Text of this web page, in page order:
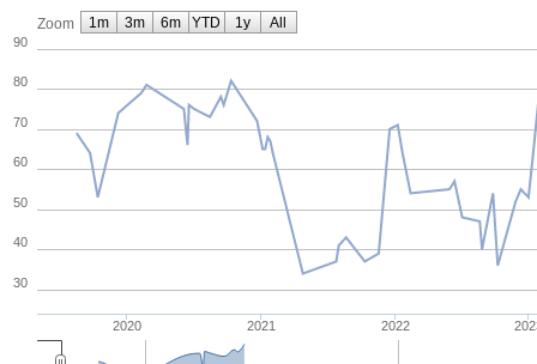
Zoom
2020 2021 2022
30
40
50
60
70
80
90
1m 3m 6m YTD 1y All